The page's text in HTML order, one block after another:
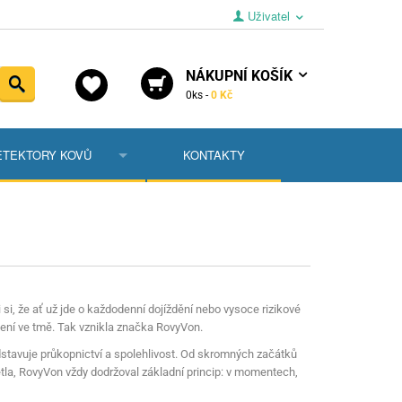
Uživatel
NÁKUPNÍ KOŠÍK
0 ks - 0 Kč
Vyhledat
pro revolvery
lícnice
a podavače
střelnice a terče
ke zbraním
pro krátké zbraně
KOVŮ
Sondy
Lopatky
Doplňky
KONTAKTY
že ať už jde o každodenní dojíždění nebo vysoce rizikové
ve tmě. Tak vznikla značka RovyVon.
průkopnictví a spolehlivost. Od skromných začátků
RovyVon vždy dodržoval základní princip: v momentech,